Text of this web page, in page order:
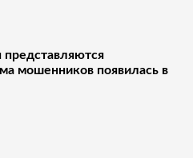
мошенников появилась в